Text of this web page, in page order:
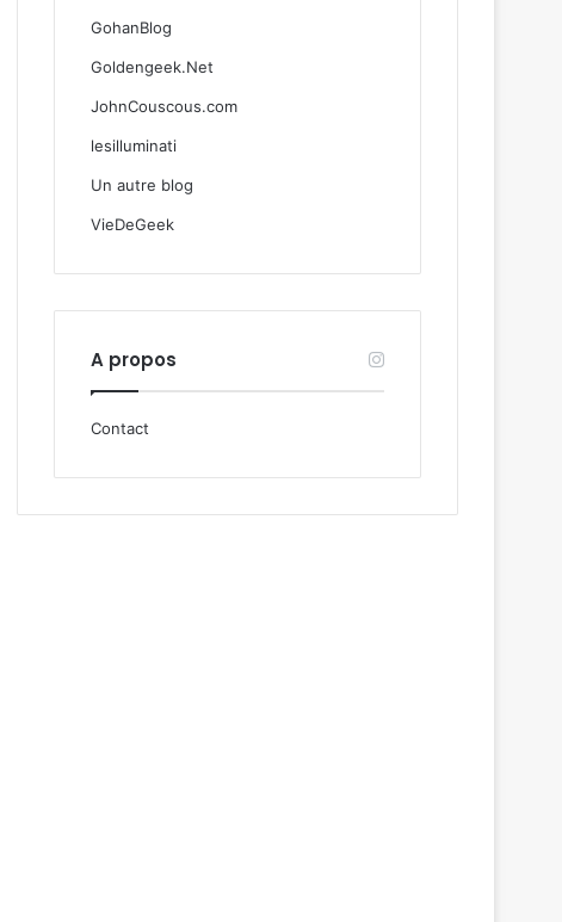
GohanBlog
Goldengeek.Net
JohnCouscous.com
lesilluminati
Un autre blog
VieDeGeek
A propos
Contact